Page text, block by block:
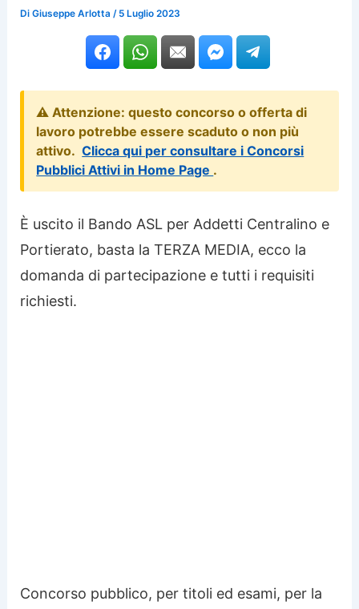
DiGiuseppe Arlotta / 5 Luglio 2023
⚠️ Attenzione: questo concorso o offerta di
lavoro potrebbe essere scaduto o non più
attivo. Clicca qui per consultare i Concorsi
Pubblici Attivi in Home Page .
È uscito il Bando ASL per Addetti Centralino e
Portierato, basta la TERZA MEDIA, ecco la
domanda di partecipazione e tutti i requisiti
richiesti.
Concorso pubblico, per titoli ed esami, per la